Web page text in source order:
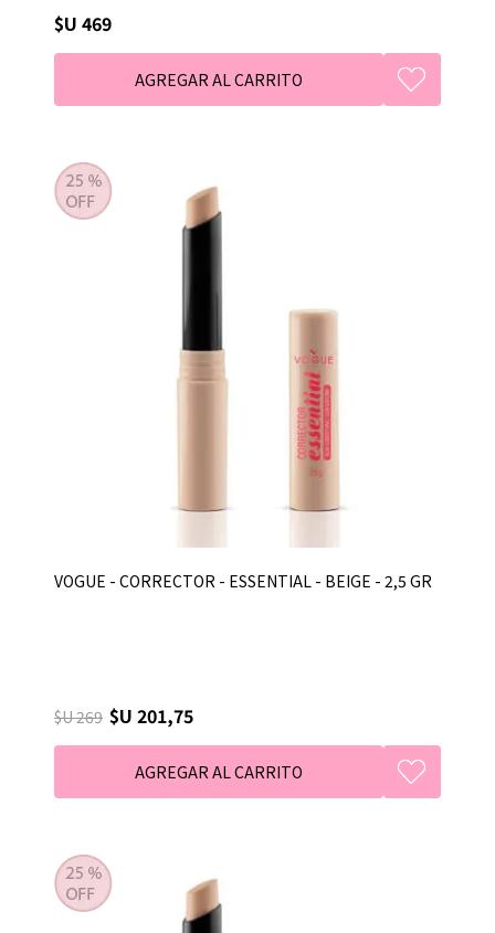
$U 469
VOGUE - CORRECTOR - ESSENTIAL - BEIGE - 2,5 GR
$U 269 $U 201,75